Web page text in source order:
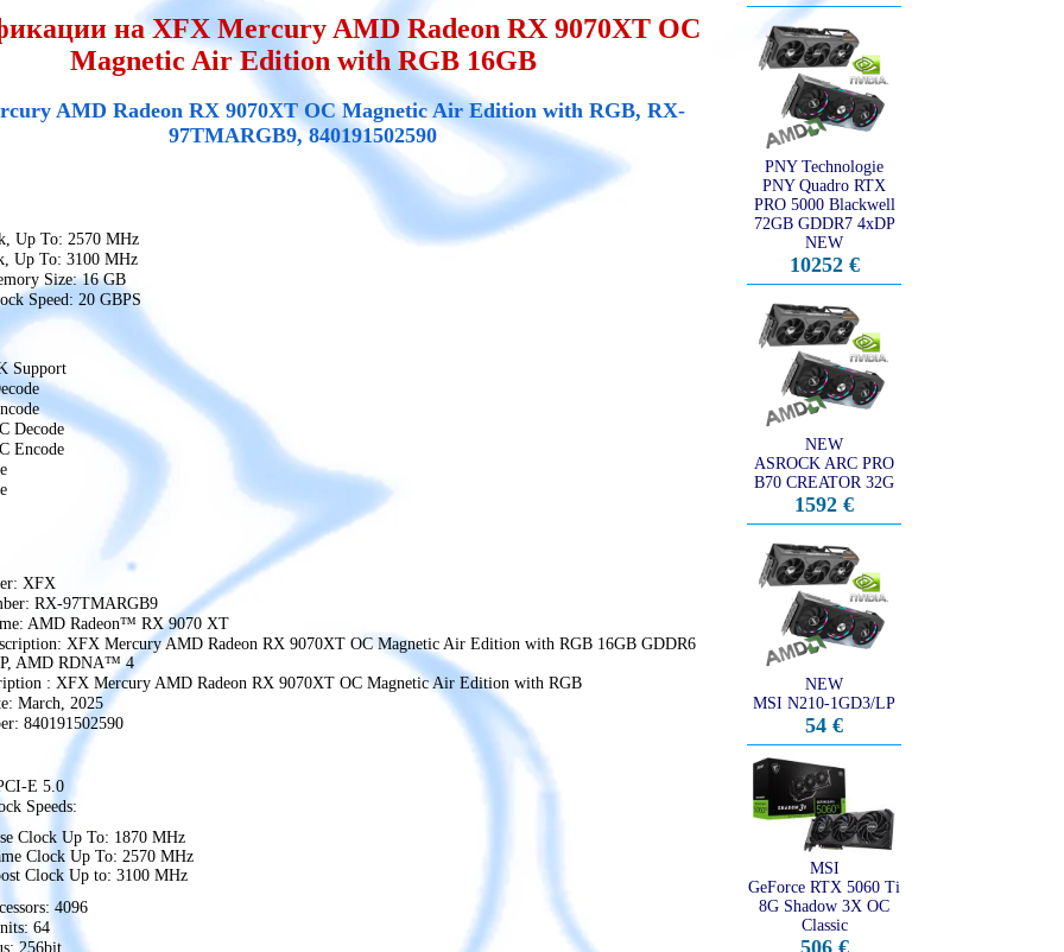
на XFX Mercury AMD Radeon RX 9070XT OC
Magnetic Air Edition with RGB 16GB
AMD Radeon RX 9070XT OC Magnetic Air Edition with RGB, RX-
97TMARGB9, 840191502590
Up To: 2570 MHz
Up To: 3100 MHz
Size: 16 GB
Speed: 20 GBPS
Support
Decode
Encode
XFX
RX-97TMARGB9
AMD Radeon™ RX 9070 XT
XFX Mercury AMD Radeon RX 9070XT OC Magnetic Air Edition with RGB 16GB GDDR6
AMD RDNA™ 4
: XFX Mercury AMD Radeon RX 9070XT OC Magnetic Air Edition with RGB
March, 2025
840191502590
E 5.0
Speeds:
Clock Up To: 1870 MHz
Clock Up To: 2570 MHz
Clock Up to: 3100 MHz
4096
64
256bit
PNY Technologie
PNY Quadro RTX
PRO 5000 Blackwell
72GB GDDR7 4xDP
NEW
10252 €
NEW
ASROCK ARC PRO
B70 CREATOR 32G
1592 €
NEW
MSI N210-1GD3/LP
54 €
MSI
GeForce RTX 5060 Ti
8G Shadow 3X OC
Classic